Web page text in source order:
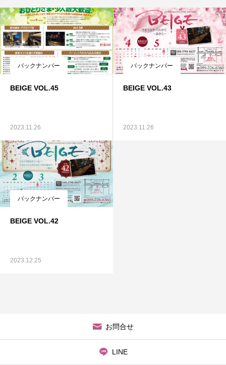
バックナンバー
BEIGE VOL.45
2023.11.26
バックナンバー
BEIGE VOL.43
2023.11.26
バックナンバー
BEIGE VOL.42
2023.12.25
お問合せ
LINE